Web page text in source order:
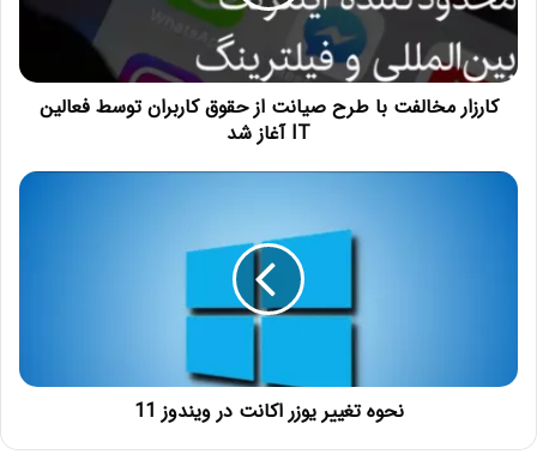
کارزار مخالفت با طرح صیانت از حقوق کاربران توسط فعالین
IT آغاز شد
نحوه تغییر یوزر اکانت در ویندوز 11